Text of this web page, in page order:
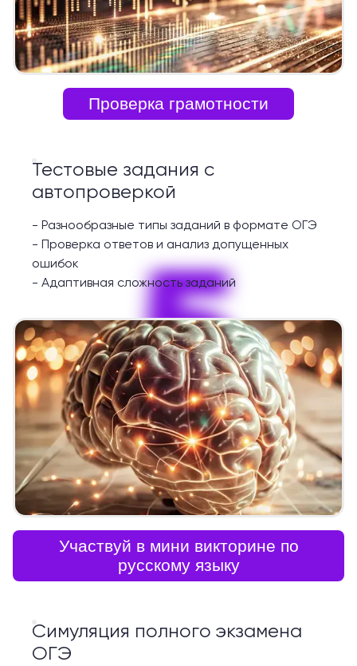
Проверка грамотности
5
Тестовые задания с
автопроверкой
- Разнообразные типы заданий в формате ОГЭ
- Проверка ответов и анализ допущенных
ошибок
- Адаптивная сложность заданий
Участвуй в мини викторине по
русскому языку
Симуляция полного экзамена
ОГЭ